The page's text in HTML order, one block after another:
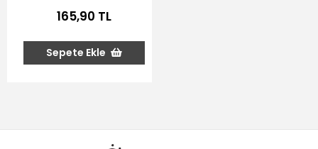
165,90 TL
Sepete Ekle